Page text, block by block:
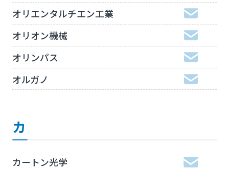
オリエンタルチエン工業
オリオン機械
オリンパス
オルガノ
カ
カートン光学